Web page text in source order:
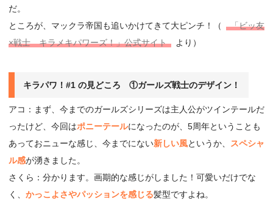
だ。
ところが、マックラ帝国も追いかけてきて大ピンチ！（
「ビッ友
×戦士 キラメキパワーズ！」公式サイト
より）
キラパワ！#1 の見どころ ①ガールズ戦士のデザイン！
アコ：まず、今までのガールズシリーズは主人公がツインテールだ
ったけど、今回はポニーテールになったのが、5周年ということも
あっておニューな感じ、今までにない新しい風というか、
スペシャ
ル感が湧きました。
さくら：分かります。画期的な感じがしました！可愛いだけでな
く、 かっこよさやパッションを感じる髪型ですよね。